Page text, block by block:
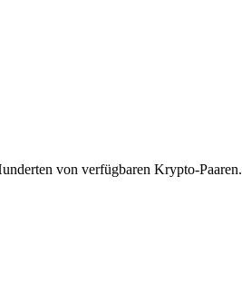
von verfügbaren Krypto-Paaren.